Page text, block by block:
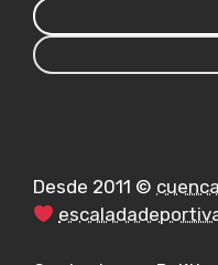
Desde 2011 ©